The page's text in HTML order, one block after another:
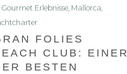
Gourmet Erlebnisse, Mallorca,
FOLIES
CLUB: EINER
BESTEN